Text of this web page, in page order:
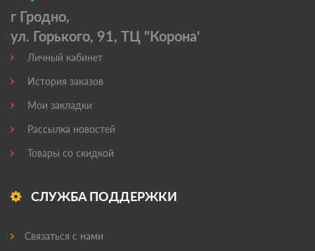
г Гродно,
ул. Горького, 91, ТЦ "Корона'
Личный кабинет
История заказов
Мои закладки
Рассылка новостей
Товары со скидкой
СЛУЖБА ПОДДЕРЖКИ
Связаться с нами